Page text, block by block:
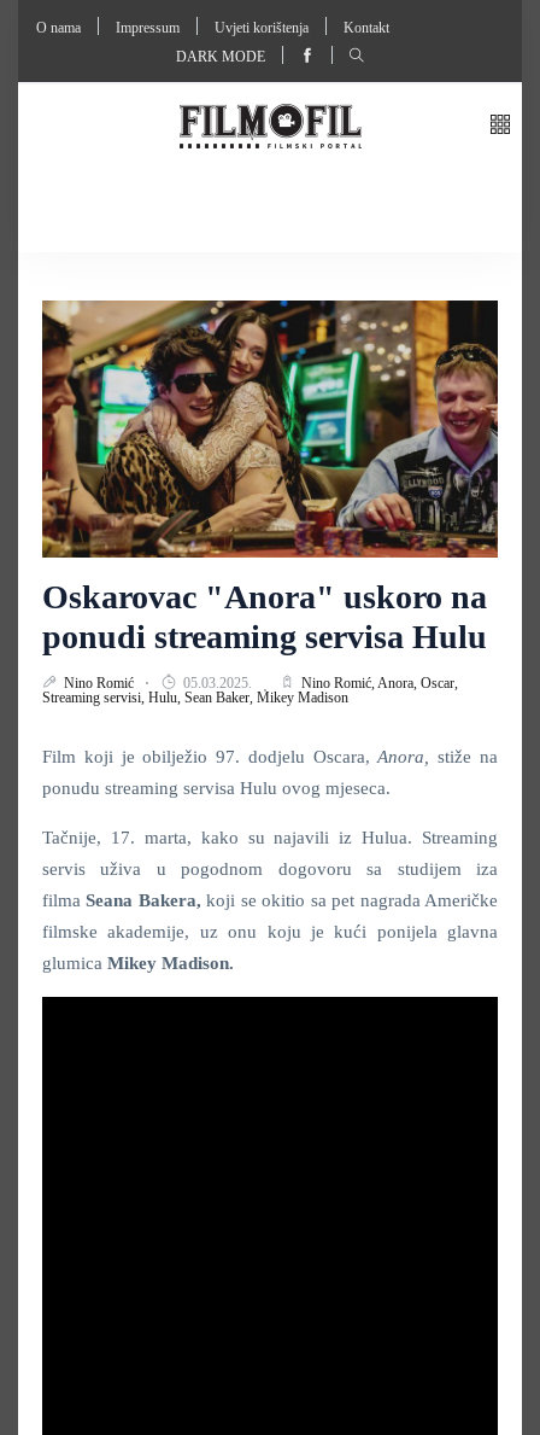
O nama Impressum Uvjeti korištenja
Kontakt
DARK MODE
Oskarovac "Anora" uskoro na
ponudi streaming servisa Hulu
Nino Romić 05.03.2025. Nino Romić, Anora, Oscar,
Streaming servisi, Hulu, Sean Baker, Mikey Madison
Film koji je obilježio 97. dodjelu Oscara,Anora,stiže na
ponudu streaming servisa Hulu ovog mjeseca.
Tačnije, 17. marta, kako su najavili iz Hulua. Streaming
servis uživa u pogodnom dogovoru sa studijem iza
filmaSeana Bakera,koji se okitio sa pet nagrada Američke
filmske akademije, uz onu koju je kući ponijela glavna
glumica Mikey Madison.